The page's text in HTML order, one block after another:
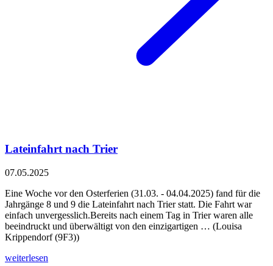
Lateinfahrt nach Trier
07.05.2025
Eine Woche vor den Osterferien (31.03. - 04.04.2025) fand für die
Jahrgänge 8 und 9 die Lateinfahrt nach Trier statt. Die Fahrt war
einfach unvergesslich.Bereits nach einem Tag in Trier waren alle
beeindruckt und überwältigt von den einzigartigen … (Louisa
Krippendorf (9F3))
weiterlesen